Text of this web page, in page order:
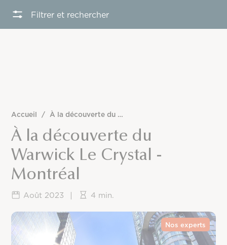
Filtrer et rechercher
Accueil / À la découverte du Warwick Le Crystal – Montréal
À la découverte du
Warwick Le Crystal -
Montréal
Août 2023 | 4 min.
Nos experts